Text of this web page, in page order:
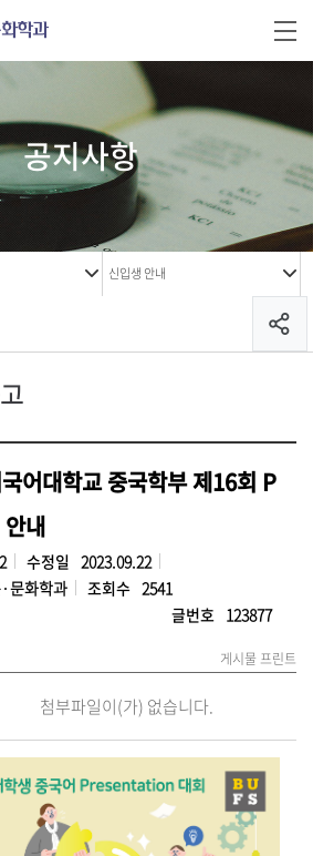
공지사항
신입생 안내
어대학교 중국학부 제16회 P
내
수정일 2023.09.22
문화학과 조회수 2541
글번호 123877
게시물 프린트
첨부파일이(가) 없습니다.